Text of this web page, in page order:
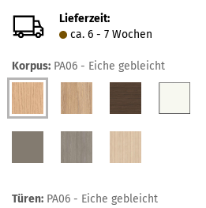
Lieferzeit:
ca. 6 - 7 Wochen
Korpus: PA06 - Eiche gebleicht
Türen: PA06 - Eiche gebleicht